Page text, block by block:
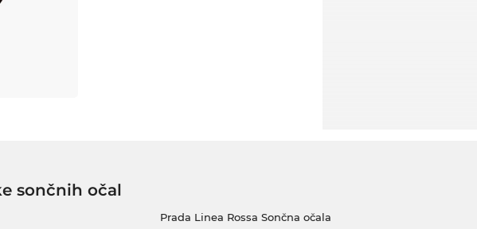
sončnih očal
Prada Linea Rossa Sončna očala